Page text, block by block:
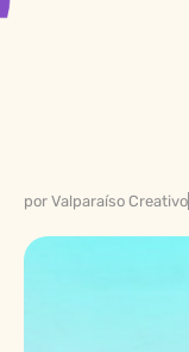
por Valparaíso Creativo